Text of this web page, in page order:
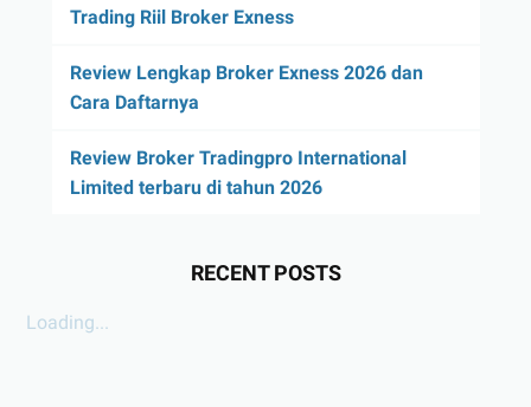
Trading Riil Broker Exness
Review Lengkap Broker Exness 2026 dan
Cara Daftarnya
Review Broker Tradingpro International
Limited terbaru di tahun 2026
RECENT POSTS
Loading...